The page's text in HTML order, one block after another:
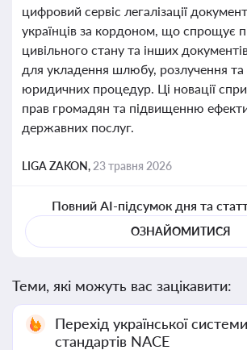
цифровий сервіс легалізації
українців за кордоном, що спрощує
цивільного стану та інших
для укладення шлюбу, розлучення та
юридичних процедур. Ці новації
прав громадян та підвищенню
державних послуг.
LIGA ZAKON, 23 травня 2026
Повний AI-підсумок дня та
ОЗНАЙОМИТИСЯ
Теми, які можуть вас зацікавити:
Перехід української
стандартів NACE